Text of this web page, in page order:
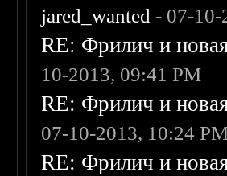
jared_wanted - 07-10-
RE: Фрилич и
10-2013, 09:41 PM
RE: Фрилич и
07-10-2013, 10:24
RE: Фрилич и